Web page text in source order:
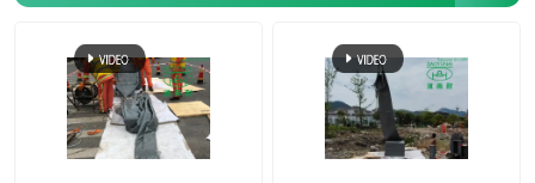
UV επένδυση CIPP
Αντιολισθητική αλυσίδα σωλήνων CCTV